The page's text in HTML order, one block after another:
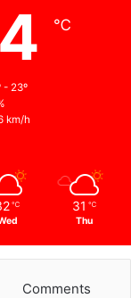
℃
- 23º
km/h
℃ 31 ℃
Thu
Comments